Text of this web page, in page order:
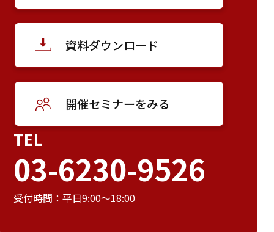
資料ダウンロード
開催セミナーをみる
TEL
03-6230-9526
受付時間：平日9:00～18:00